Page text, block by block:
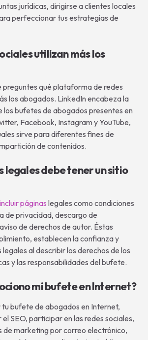
jurídicas, dirigirse a clientes locales
perfeccionar tus estrategias de
utilizan más los
qué plataforma de redes
los abogados. LinkedIn encabeza la
los bufetes de abogados presentes en
Facebook, Instagram y YouTube,
sirve para diferentes fines de
de contenidos.
legales debe tener un sitio
páginaslegales como condiciones
de privacidad, descargo de
de derechos de autor. Éstas
establecen la confianza y
al describir los derechos de los
y las responsabilidades del bufete.
mi bufete en Internet?
bufete de abogados en Internet,
SEO, participar en las redes sociales,
de marketing por correo electrónico,